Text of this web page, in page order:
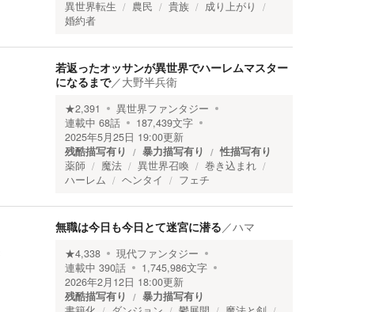
異世界転生
農民 貴族
成り上がり
婚約者
若返ったオッサンが異世界でハーレムマスター
になるまで／大野半兵衛
★2,391
異世界ファンタジー
連載中 68話 187,439文字
2025年5月25日 19:00更新
残酷描写有り
暴力描写有り
性描写有り
薬師
魔法 異世界召喚
巻き込まれ
ハーレム
ヘンタイ フェチ
無職は今日も今日とて迷宮に潜る／ハマ
★4,338
現代ファンタジー
連載中 390話 1,745,986文字
2026年2月12日 18:00更新
残酷描写有り
暴力描写有り